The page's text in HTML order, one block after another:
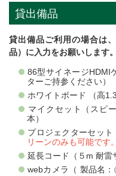
貸出備品
貸出備品ご利用の場合は
品）に入力をお願いします。
86型サイネージHDMI
ターご持参ください）
ホワイトボード （高
マイクセット（スピ
本）
プロジェクターセッ
リーンのみも可能です。
延長コード（５m 耐雷
webカメラ（ 製品名